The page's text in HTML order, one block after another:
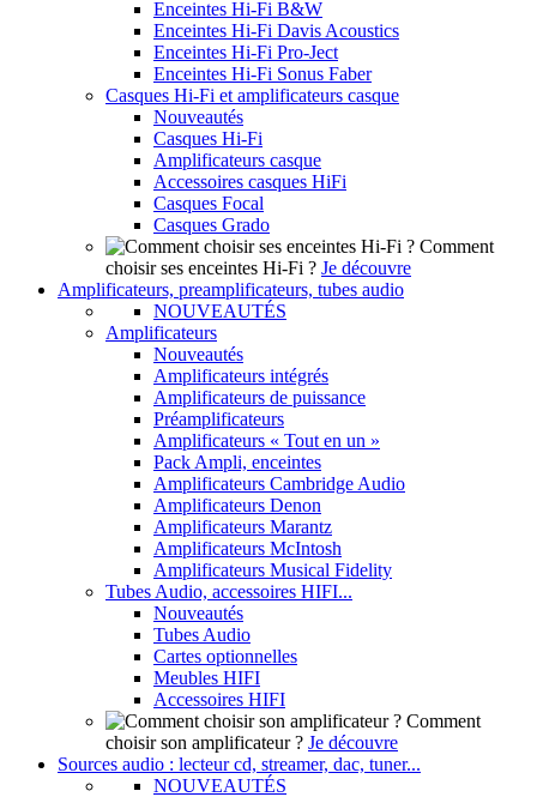
Enceintes Hi-Fi B&W
Enceintes Hi-Fi Davis Acoustics
Enceintes Hi-Fi Pro-Ject
Enceintes Hi-Fi Sonus Faber
Casques Hi-Fi et amplificateurs casque
Nouveautés
Casques Hi-Fi
Amplificateurs casque
Accessoires casques HiFi
Casques Focal
Casques Grado
Comment
choisir ses enceintes Hi-Fi ? Je découvre
Amplificateurs, preamplificateurs, tubes audio
NOUVEAUTÉS
Amplificateurs
Nouveautés
Amplificateurs intégrés
Amplificateurs de puissance
Préamplificateurs
Amplificateurs « Tout en un »
Pack Ampli, enceintes
Amplificateurs Cambridge Audio
Amplificateurs Denon
Amplificateurs Marantz
Amplificateurs McIntosh
Amplificateurs Musical Fidelity
Tubes Audio, accessoires HIFI...
Nouveautés
Tubes Audio
Cartes optionnelles
Meubles HIFI
Accessoires HIFI
Comment
choisir son amplificateur ? Je découvre
Sources audio : lecteur cd, streamer, dac, tuner...
NOUVEAUTÉS